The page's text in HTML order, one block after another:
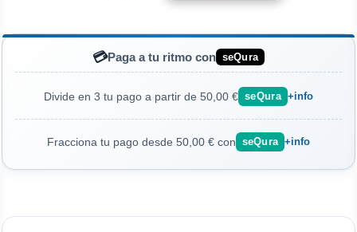
💳Paga a tu ritmo con seQura
Divide en 3 tu pago a partir de 50,00 € seQura +info
Fracciona tu pago desde 50,00 € con seQura +info